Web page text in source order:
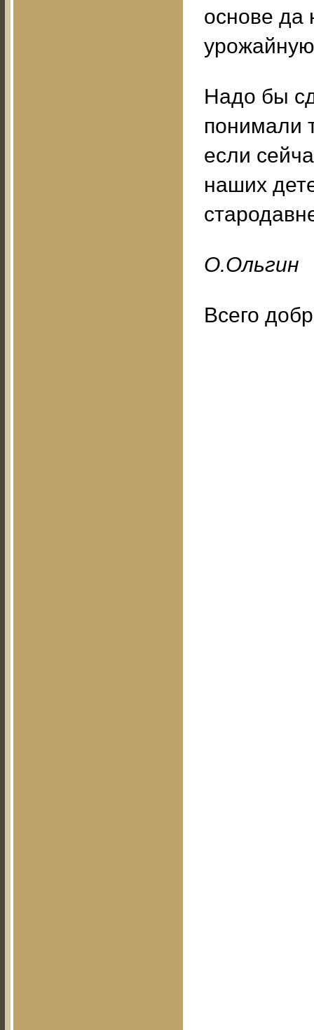
основе да
Надо бы
понимали
если
наших
O.Oльгин
Всего